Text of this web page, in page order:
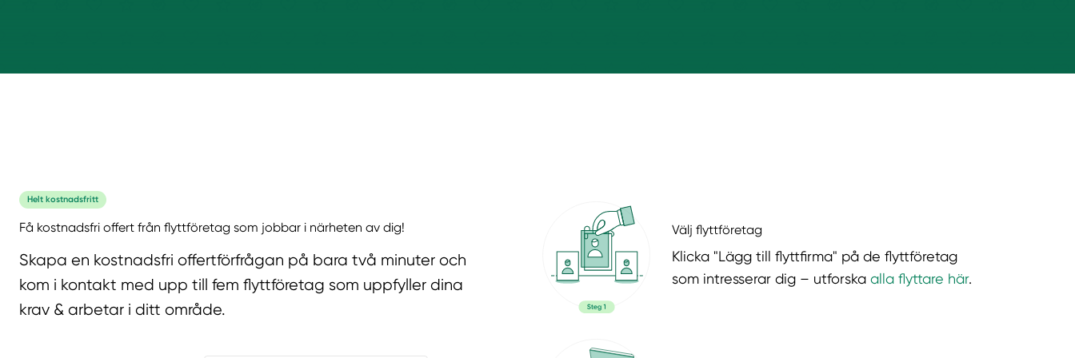
Helt kostnadsfritt
Få kostnadsfri offert från flyttföretag som jobbar i närheten av dig!
Skapa en kostnadsfri offertförfrågan på bara två minuter och
kom i kontakt med upp till fem flyttföretag som uppfyller dina
krav & arbetar i ditt område.
Välj flyttföretag
Klicka "Lägg till flyttfirma" på de flyttföretag
som intresserar dig – utforska alla flyttare här.